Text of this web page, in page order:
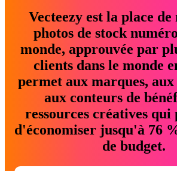
Vecteezy est la place de
photos de stock
monde, approuvée par
clients dans le monde
permet aux marques,
aux conteurs de
ressources créatives
d'économiser jusqu'à 76
de budget.